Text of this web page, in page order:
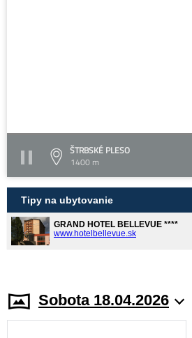
ŠTRBSKÉ PLESO
1400 m
Tipy na ubytovanie
GRAND HOTEL BELLEVUE ****
www.hotelbellevue.sk
Sobota 18.04.2026